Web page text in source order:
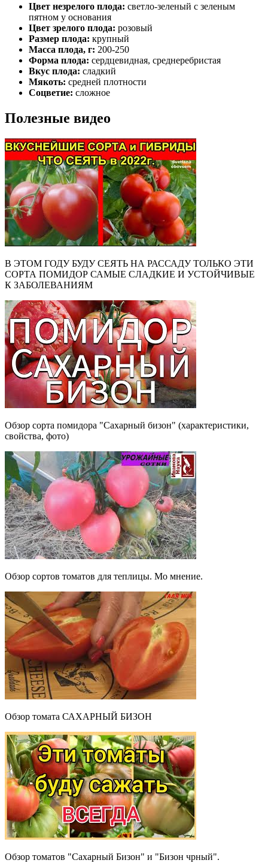
Цвет незрелого плода: светло-зеленый с зеленым
пятном у основания
Цвет зрелого плода: розовый
Размер плода: крупный
Масса плода, г: 200-250
Форма плода: сердцевидная, среднеребристая
Вкус плода: сладкий
Мякоть: средней плотности
Соцветие: сложное
Полезные видео
В ЭТОМ ГОДУ БУДУ СЕЯТЬ НА РАССАДУ ТОЛЬКО ЭТИ
СОРТА ПОМИДОР САМЫЕ СЛАДКИЕ И УСТОЙЧИВЫЕ
К ЗАБОЛЕВАНИЯМ
Обзор сорта помидора "Сахарный бизон" (характеристики,
свойства, фото)
Обзор сортов томатов для теплицы. Мо мнение.
Обзор томата САХАРНЫЙ БИЗОН
Обзор томатов "Сахарный Бизон" и "Бизон чрный".